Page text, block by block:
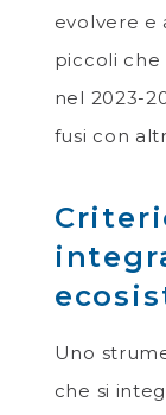
evolvere e
piccoli
nel 2023-
fusi con
Uno
che si